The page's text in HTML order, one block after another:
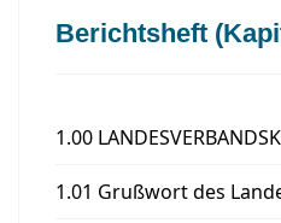
Berichtsheft
1.00
1.01 Grußwort des